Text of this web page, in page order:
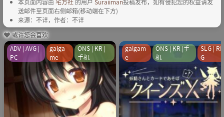
送邮件至页面右侧邮箱(移动端在下方)
来源：不详，作者：不详
或许您会喜欢
ADV | AVG |
PC
galga
me
ONS | KR |
手机
galgam
e
ONS | KR |手
机
SLG | RP
G